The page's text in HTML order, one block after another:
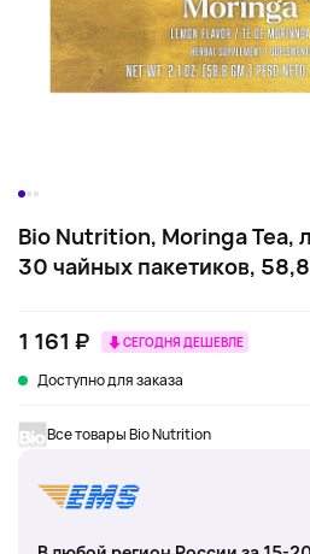
Bio Nutrition, Moringa Tea,
30 чайных пакетиков,
1 161 ₽ СЕГОДНЯ ДЕШЕВЛЕ
Доступно для заказа
Все товары Bio Nutrition